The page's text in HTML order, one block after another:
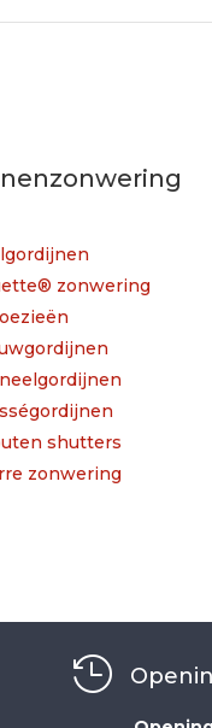
zonwering
shutters
zonwering
